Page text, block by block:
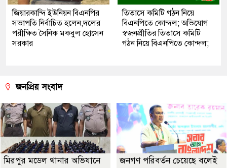
জিয়ারকান্দি ইউনিয়ন বিএনপির
সভাপতি নির্বাচিত হলেন,দলের
পরীক্ষিত সৈনিক মকবুল হোসেন
সরকার
তিতাসে কমিটি গঠন নিয়ে
বিএনপিতে কোন্দল; অভিযোগ
স্বজনপ্রীতির তিতাসে কমিটি
গঠন নিয়ে বিএনপিতে কোন্দল;
জনপ্রিয় সংবাদ
মিরপুর মডেল থানার অভিযানে
জনগণ পরিবর্তন চেয়েছে বলেই